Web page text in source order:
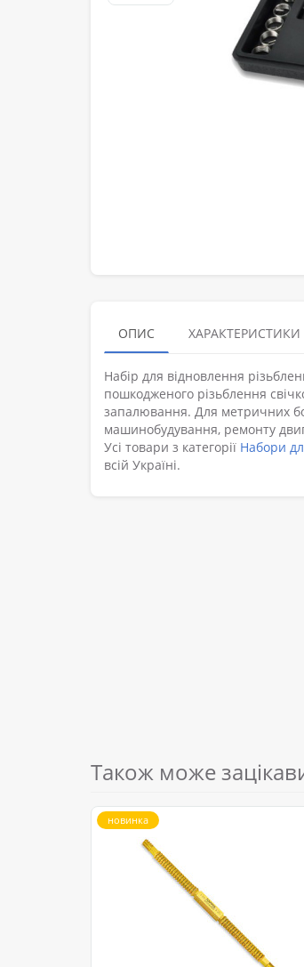
ОПИС ХАРАКТЕРИСТИКИ
Набір для відновлення
пошкодженого різьблення
запалювання. Для метричних
машинобудування, ремонту
Усі товари з категорії Набори
всій Україні.
Також може
новинка